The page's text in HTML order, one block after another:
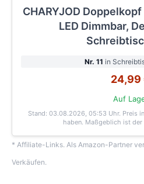
CHARYJOD
LED Dimmbar,
Nr. 11 in
24,99
Auf
Stand: 03.08.2026, 05:53 Uhr. Preis
haben. Maßgeblich ist der
* Affiliate-Links. Als Amazon-Partner
Verkäufen.